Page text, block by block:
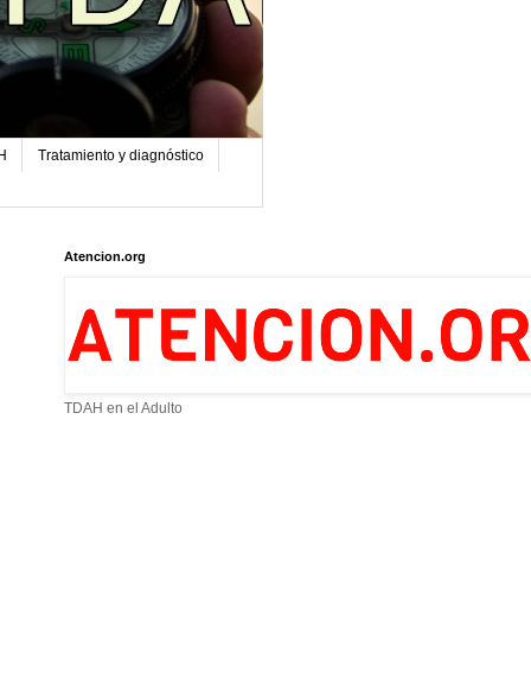
Tratamiento y diagnóstico
Atencion.org
TDAH en el Adulto